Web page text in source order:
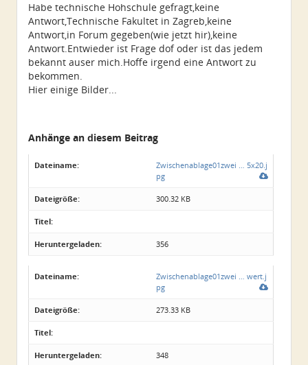
Habe technische Hohschule gefragt,keine
Antwort,Technische Fakultet in Zagreb,keine
Antwort,in Forum gegeben(wie jetzt hir),keine
Antwort.Entwieder ist Frage dof oder ist das jedem
bekannt auser mich.Hoffe irgend eine Antwort zu
bekommen.
Hier einige Bilder...
Anhänge an diesem Beitrag
Dateiname:
Zwischenablage01zwei … 5x20.j
pg
Dateigröße: 300.32 KB
Titel:
Heruntergeladen: 356
Dateiname:
Zwischenablage01zwei … wert.j
pg
Dateigröße: 273.33 KB
Titel:
Heruntergeladen: 348